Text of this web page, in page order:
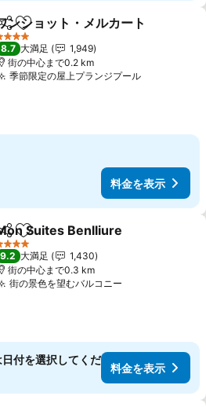
ェアお気に入りに追加
ンショット・メルカート
ホテルのランク
8.7 大満足
1,949
街の中心まで0.2 km
季節限定の屋上プランジプール
料金を表示
ェアお気に入りに追加
Suites Benlliure
ホテルのランク
9.2 大満足
1,430
街の中心まで0.3 km
街の景色を望むバルコニー
付を選択してくだ
料金を表示